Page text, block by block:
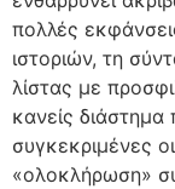
πολλές
ιστοριών, τη
λίστας με
κανείς
συγκεκριμένες
«ολοκλήρωση»